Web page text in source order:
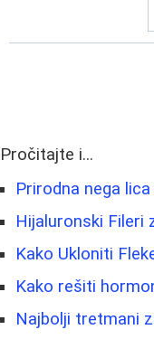
Pročitajte i...
Prirodna nega
Hijaluronski Fileri
Kako Ukloniti
Kako rešiti
Najbolji tretmani